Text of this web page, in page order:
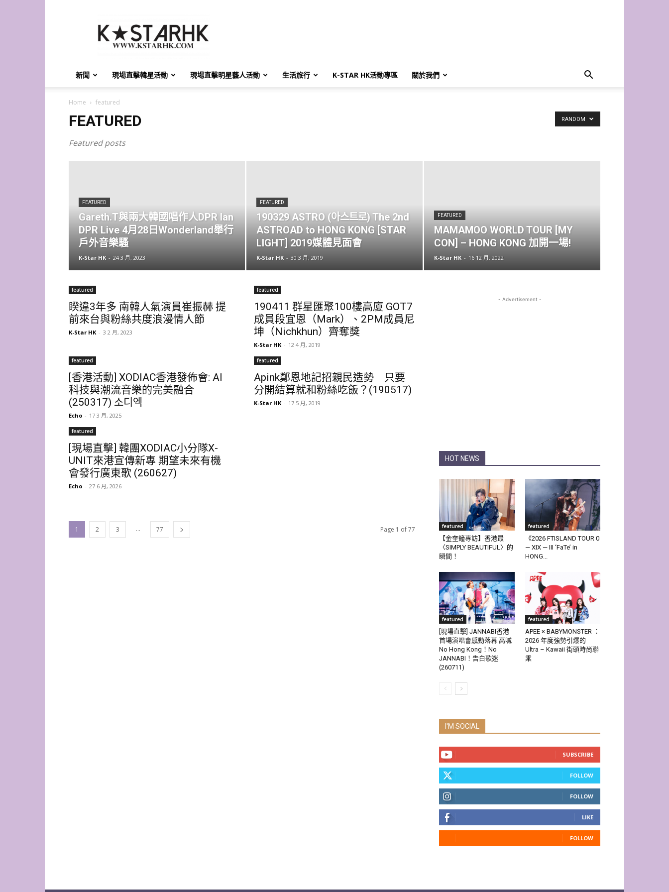
Star
HK
新聞 現場直擊韓星活動 現場直擊明星藝人活動 生活旅行 K-STAR HK活動專區 關於我們
Home featured
FEATURED
Featured posts
RANDOM
FEATURED
Gareth.T與兩大韓國唱作人DPR Ian
DPR Live 4月28日Wonderland舉行
戶外音樂騷
K-Star HK - 24 3 月, 2023
FEATURED
190329 ASTRO (아스트로) The 2nd
ASTROAD to HONG KONG [STAR
LIGHT] 2019媒體見面會
K-Star HK - 30 3 月, 2019
FEATURED
MAMAMOO WORLD TOUR [MY
CON] – HONG KONG 加開一場!
K-Star HK - 16 12 月, 2022
featured
睽違3年多 南韓人氣演員崔振赫 提
前來台與粉絲共度浪漫情人節
K-Star HK - 3 2 月, 2023
featured
190411 群星匯聚100樓高廈 GOT7
成員段宜恩（Mark）、2PM成員尼
坤（Nichkhun）齊奪獎
K-Star HK - 12 4 月, 2019
featured
[香港活動] XODIAC香港發佈會: AI
科技與潮流音樂的完美融合
(250317) 소디엑
Echo - 17 3 月, 2025
featured
Apink鄭恩地記招親民造勢 只要
分開結算就和粉絲吃飯？(190517)
K-Star HK - 17 5 月, 2019
featured
[現場直擊] 韓團XODIAC小分隊X-
UNIT來港宣傳新專 期望未來有機
會發行廣東歌 (260627)
Echo - 27 6 月, 2026
1 2 3 ... 77 Page 1 of 77
- Advertisement -
HOT NEWS
featured
【金奎鐘專訪】香港最
〈SIMPLY BEAUTIFUL〉的
瞬間！
featured
《2026 FTISLAND TOUR 0
— XIX — III ‘FaTe’ in
HONG...
featured
[現場直擊] JANNABI香港
首場演唱會感動落幕 高喊
No Hong Kong！No
JANNABI！告白歌迷
(260711)
featured
APEE × BABYMONSTER ：
2026 年度強勢引爆的
Ultra – Kawaii 街頭時尚聯
乘
I'M SOCIAL
SUBSCRIBE
FOLLOW
FOLLOW
LIKE
FOLLOW